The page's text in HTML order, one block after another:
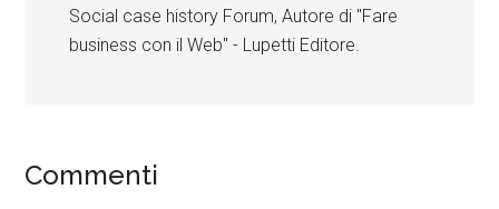
Social case history Forum, Autore di "Fare
business con il Web" - Lupetti Editore.
Commenti